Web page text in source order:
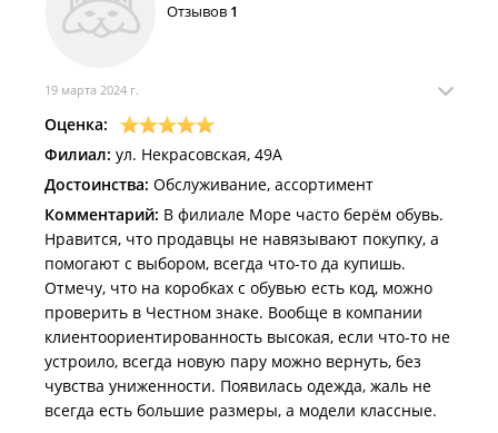
Отзывов 1
19 марта 2024 г.
Оценка:
Филиал: ул. Некрасовская, 49А
Достоинства: Обслуживание, ассортимент
Комментарий: В филиале Море часто берём обувь.
Нравится, что продавцы не навязывают покупку, а
помогают с выбором, всегда что-то да купишь.
Отмечу, что на коробках с обувью есть код, можно
проверить в Честном знаке. Вообще в компании
клиентоориентированность высокая, если что-то не
устроило, всегда новую пару можно вернуть, без
чувства униженности. Появилась одежда, жаль не
всегда есть большие размеры, а модели классные.